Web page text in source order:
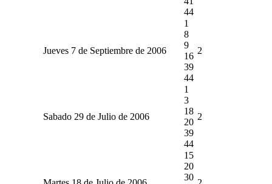
44
Jueves 7 de Septiembre de 2006
1
8
9
16
39
44
2
Sabado 29 de Julio de 2006
1
3
18
20
39
44
2
15
20
30